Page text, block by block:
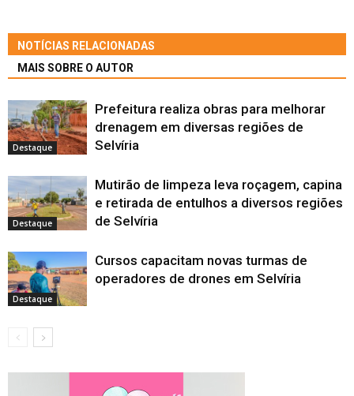
NOTÍCIAS RELACIONADAS
MAIS SOBRE O AUTOR
Destaque
Prefeitura realiza obras para melhorar
drenagem em diversas regiões de
Selvíria
Destaque
Mutirão de limpeza leva roçagem, capina
e retirada de entulhos a diversos regiões
de Selvíria
Destaque
Cursos capacitam novas turmas de
operadores de drones em Selvíria